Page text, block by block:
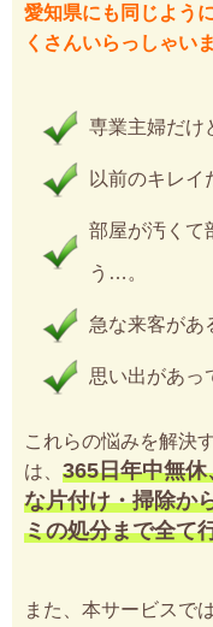
愛知県にも同じよう
くさんいらっしゃいま
専業主婦だけ
以前のキレイ
部屋が汚くて
う…。
急な来客があ
思い出があっ
これらの悩みを解決
は、 365日年中無
な片付け・掃除か
ミの処分まで全て
また、本サービスで